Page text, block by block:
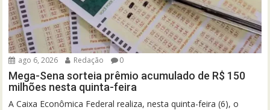
ago 6, 2026 Redação 0
Mega-Sena sorteia prêmio acumulado de R$ 150
milhões nesta quinta-feira
A Caixa Econômica Federal realiza, nesta quinta-feira (6), o